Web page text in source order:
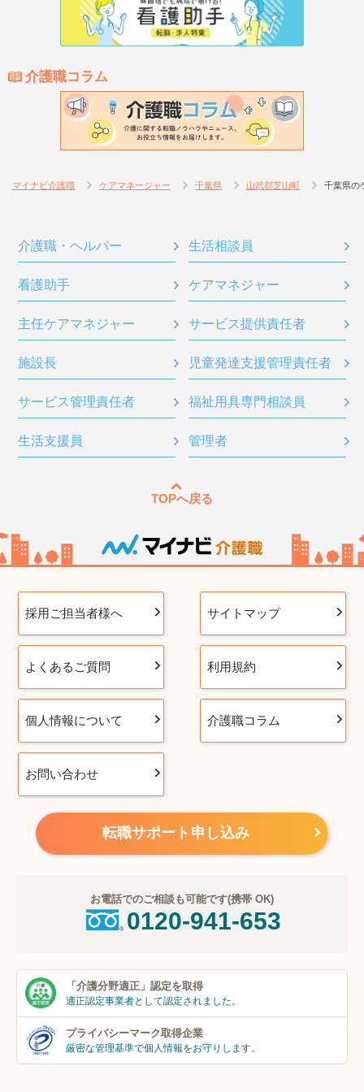
介護職コラム
マイナビ介護職 ケアマネージャー 千葉県 山武郡芝山町 千葉県の
介護職・ヘルパー 生活相談員
看護助手 ケアマネジャー
主任ケアマネジャー サービス提供責任者
施設長 児童発達支援管理責任者
サービス管理責任者 福祉用具専門相談員
生活支援員 管理者
TOPへ戻る
採用ご担当者様へ サイトマップ
よくあるご質問 利用規約
個人情報について 介護職コラム
お問い合わせ
転職サポート申し込み
お電話でのご相談も可能です(携帯 OK)
0120-941-653
「介護分野適正」 認定を取得
適正認定事業者として認定されました。
プライバシーマーク取得企業
厳密な管理基準で個人情報をお守りします。